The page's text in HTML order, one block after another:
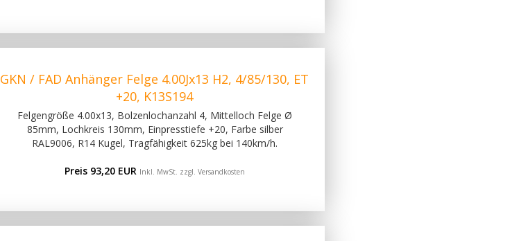
GKN / FAD Anhänger Felge 4.00Jx13 H2, 4/85/130, ET
+20, K13S194
Felgengröße 4.00x13, Bolzenlochanzahl 4, Mittelloch Felge Ø
85mm, Lochkreis 130mm, Einpresstiefe +20, Farbe silber
RAL9006, R14 Kugel, Tragfähigkeit 625kg bei 140km/h.
Preis 93,20 EUR Inkl. MwSt. zzgl. Versandkosten